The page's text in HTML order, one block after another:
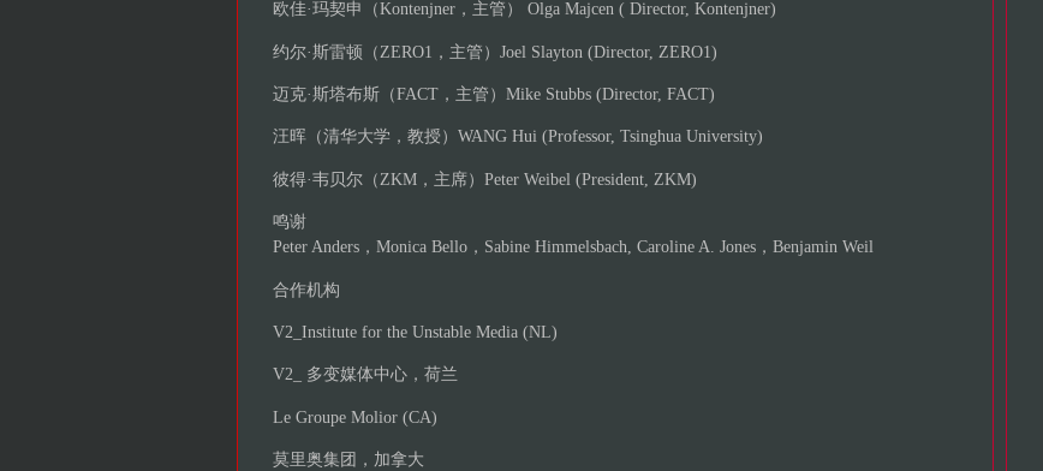
欧佳·玛契申（Kontenjner，主管） Olga Majcen ( Director, Kontenjner)
约尔·斯雷顿（ZERO1，主管）Joel Slayton (Director, ZERO1)
迈克·斯塔布斯（FACT，主管）Mike Stubbs (Director, FACT)
汪晖（清华大学，教授）WANG Hui (Professor, Tsinghua University)
彼得·韦贝尔（ZKM，主席）Peter Weibel (President, ZKM)
鸣谢
Peter Anders，Monica Bello，Sabine Himmelsbach, Caroline A. Jones，Benjamin Weil
合作机构
V2_Institute for the Unstable Media (NL)
V2_ 多变媒体中心，荷兰
Le Groupe Molior (CA)
莫里奥集团，加拿大